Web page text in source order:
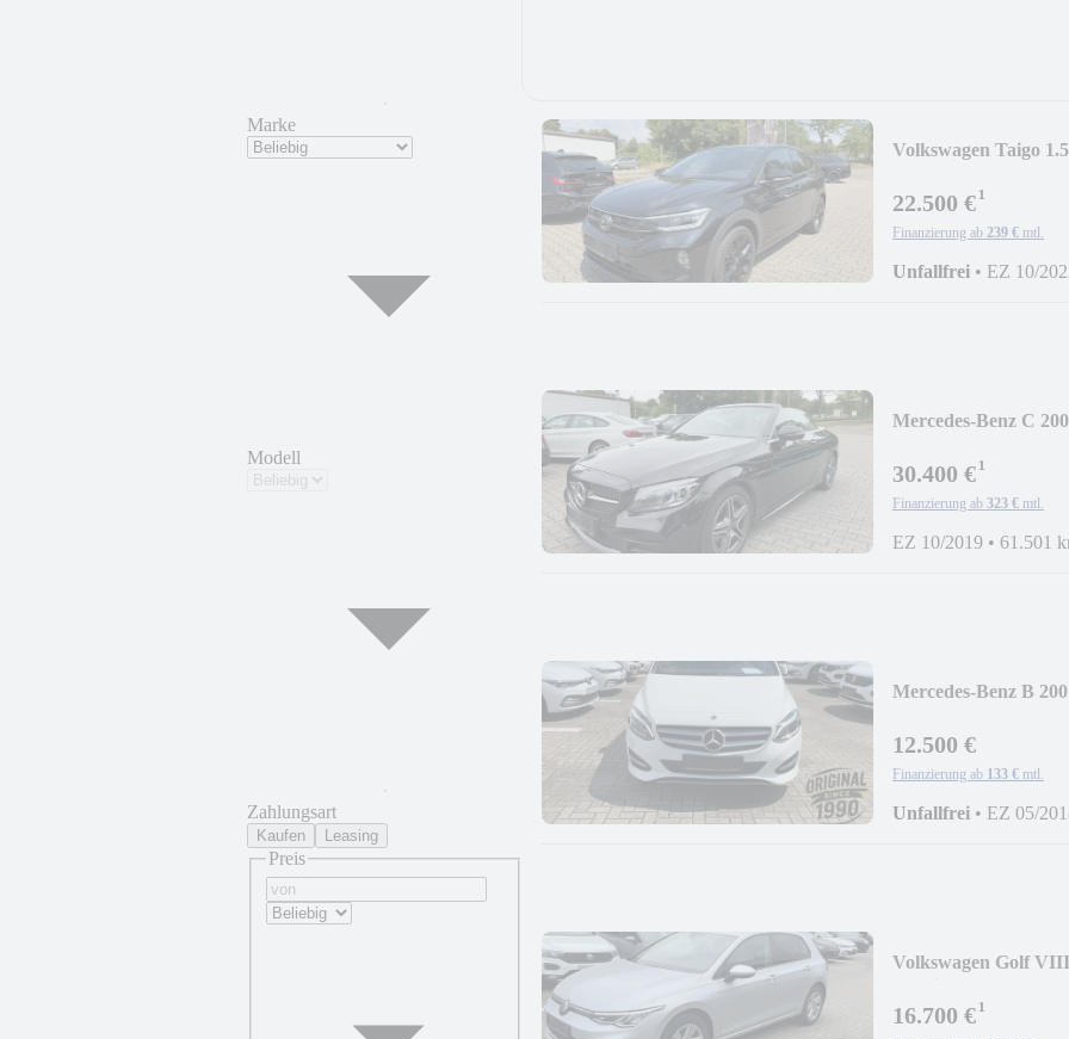
Marke
Modell
Zahlungsart
Kaufen Leasing
Preis
Volkswagen Taigo
22.500 €¹
Finanzierung ab 239 € mtl.
Unfallfrei • EZ 10/
Mercedes-Benz C
30.400 €¹
Finanzierung ab 323 € mtl.
EZ 10/2019 • 61.501
Mercedes-Benz B
12.500 €
Finanzierung ab 133 € mtl.
Unfallfrei • EZ 05/
Volkswagen Golf
16.700 €¹